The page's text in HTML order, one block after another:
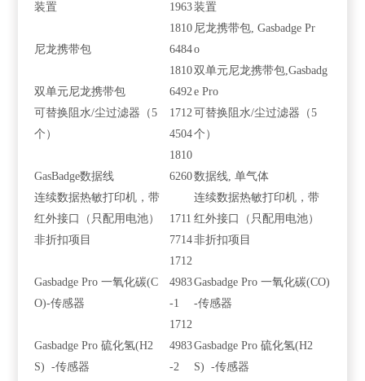
装置
1963装置
尼龙携带包
1810
6484
尼龙携带包, Gasbadge Pr
o
双单元尼龙携带包
1810
6492
双单元尼龙携带包,Gasbadg
e Pro
可替换阻水/尘过滤器（5
个）
1712
4504
可替换阻水/尘过滤器（5
个）
GasBadge数据线
1810
6260数据线, 单气体
连续数据热敏打印机，带
红外接口（只配用电池）
非折扣项目
1711
7714
连续数据热敏打印机，带
红外接口（只配用电池）
非折扣项目
Gasbadge Pro 一氧化碳(C
O)-传感器
1712
4983
-1
Gasbadge Pro 一氧化碳(CO)
-传感器
Gasbadge Pro 硫化氢(H2
S) -传感器
1712
4983
-2
Gasbadge Pro 硫化氢(H2
S) -传感器